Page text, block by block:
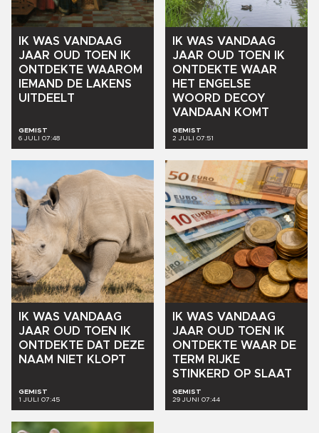
IK WAS VANDAAG
JAAR OUD TOEN
IK
ONTDEKTE WAAROM
IEMAND DE LAKENS
UITDEELT
GEMIST
6 JULI 07:48
IK WAS VANDAAG
JAAR OUD TOEN
IK
ONTDEKTE WAAR
HET ENGELSE
WOORD DECOY
VANDAAN
KOMT
GEMIST
2 JULI 07:51
IK WAS VANDAAG
JAAR OUD TOEN
IK
ONTDEKTE DAT DEZE
NAAM
NIET KLOPT
GEMIST
1 JULI 07:45
IK WAS VANDAAG
JAAR OUD TOEN
IK
ONTDEKTE WAAR DE
TERM
RIJKE
STINKERD OP SLAAT
GEMIST
29 JUNI 07:44